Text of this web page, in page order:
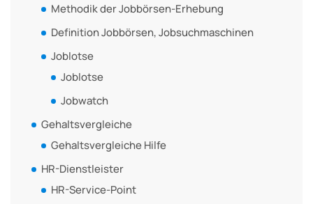
Methodik der Jobbörsen-Erhebung
Definition Jobbörsen, Jobsuchmaschinen
Joblotse
Joblotse
Jobwatch
Gehaltsvergleiche
Gehaltsvergleiche Hilfe
HR-Dienstleister
HR-Service-Point